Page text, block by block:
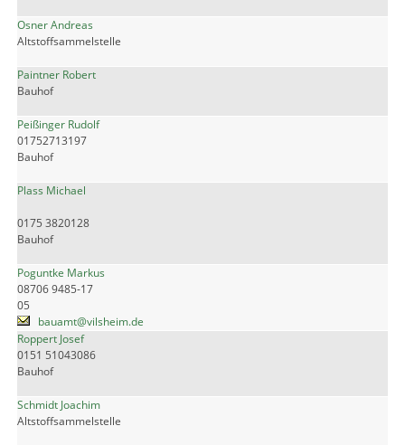
Osner Andreas
Altstoffsammelstelle
Paintner Robert
Bauhof
Peißinger Rudolf
01752713197
Bauhof
Plass Michael
0175 3820128
Bauhof
Poguntke Markus
08706 9485-17
05
bauamt@vilsheim.de
Roppert Josef
0151 51043086
Bauhof
Schmidt Joachim
Altstoffsammelstelle